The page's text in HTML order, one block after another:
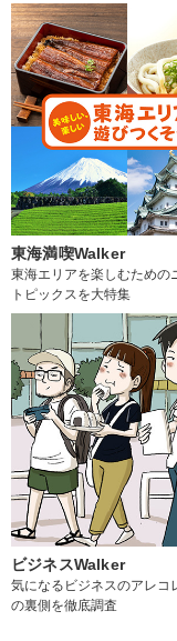
東海満喫Walker
東海エリアを楽しむための
トピックスを大特集
ビジネスWalker
気になるビジネスのアレコ
の裏側を徹底調査